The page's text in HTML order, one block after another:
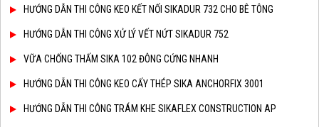
HƯỚNG DẪN THI CÔNG KEO KẾT NỐI SIKADUR 732 CHO BÊ TÔNG
HƯỚNG DẪN THI CÔNG XỬ LÝ VẾT NỨT SIKADUR 752
VỮA CHỐNG THẤM SIKA 102 ĐÔNG CỨNG NHANH
HƯỚNG DẪN THI CÔNG KEO CẤY THÉP SIKA ANCHORFIX 3001
HƯỚNG DẪN THI CÔNG TRÁM KHE SIKAFLEX CONSTRUCTION AP